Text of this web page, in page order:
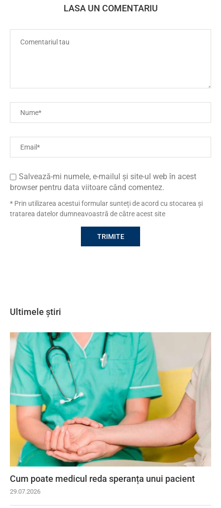
LASA UN COMENTARIU
Salvează-mi numele, e-mailul și site-ul web în acest
browser pentru data viitoare când comentez.
* Prin utilizarea acestui formular sunteți de acord cu stocarea și
tratarea datelor dumneavoastră de către acest site
Ultimele știri
Cum poate medicul reda speranța unui pacient
29.07.2026